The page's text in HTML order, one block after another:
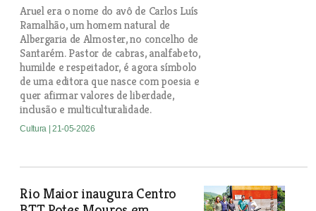
Aruel era o nome do avô de Carlos Luís
Ramalhão, um homem natural de
Albergaria de Almoster, no concelho de
Santarém. Pastor de cabras, analfabeto,
humilde e respeitador, é agora símbolo
de uma editora que nasce com poesia e
quer afirmar valores de liberdade,
inclusão e multiculturalidade.
Cultura | 21-05-2026
Rio Maior inaugura Centro